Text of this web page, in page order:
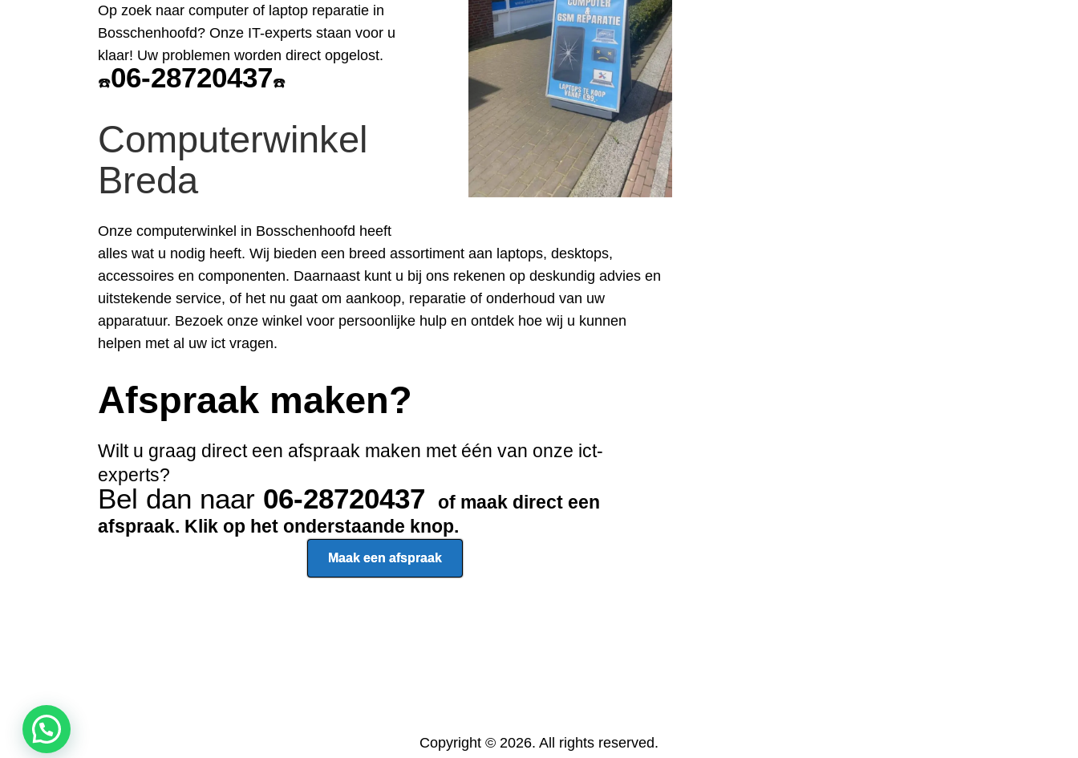
Op zoek naar computer of laptop reparatie in
Bosschenhoofd? Onze IT-experts staan voor u
klaar! Uw problemen worden direct opgelost.
☎️06-28720437☎️
Computerwinkel
Breda
Onze computerwinkel in Bosschenhoofd heeft
alles wat u nodig heeft. Wij bieden een breed assortiment aan laptops, desktops,
accessoires en componenten. Daarnaast kunt u bij ons rekenen op deskundig advies en
uitstekende service, of het nu gaat om aankoop, reparatie of onderhoud van uw
apparatuur. Bezoek onze winkel voor persoonlijke hulp en ontdek hoe wij u kunnen
helpen met al uw ict vragen.
Afspraak maken?
Wilt u graag direct een afspraak maken met één van onze ict-
experts?
Bel dan naar 06-28720437
of maak direct een
afspraak. Klik op het onderstaande knop.
Maak een afspraak
Copyright © 2026. All rights reserved.